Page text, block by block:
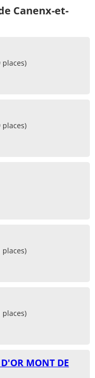
Canenx-et-
D'OR MONT DE